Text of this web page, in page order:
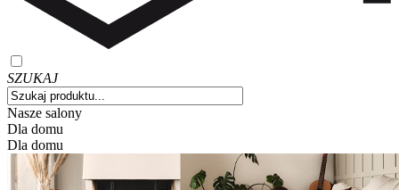
SZUKAJ
Nasze salony
Dla domu
Dla domu